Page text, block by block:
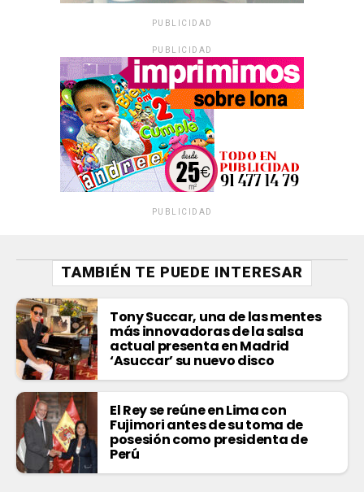
PUBLICIDAD
PUBLICIDAD
PUBLICIDAD
TAMBIÉN TE PUEDE INTERESAR
Tony Succar, una de las mentes
más innovadoras de la salsa
actual presenta en Madrid
‘Asuccar’ su nuevo disco
El Rey se reúne en Lima con
Fujimori antes de su toma de
posesión como presidenta de
Perú